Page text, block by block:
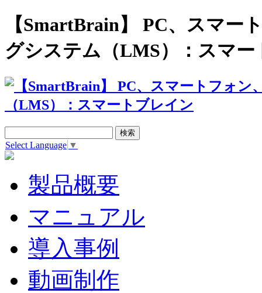
【SmartBrain】 PC、スマー
グシステム（LMS）：スマー
Select Language ▼
製品概要
マニュアル
導入事例
動画制作